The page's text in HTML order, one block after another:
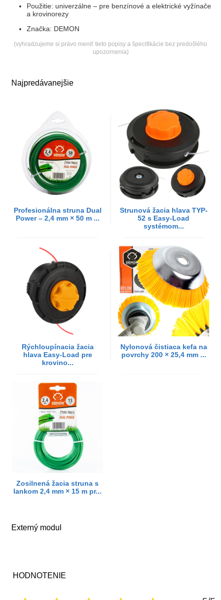
Najpredávanejšie
Profesionálna struna Dual
Power – 2,4 mm × 50 m ...
Strunová žacia hlava TYP-
52 s Easy-Load
systémom...
Rýchloupínacia žacia
hlava Easy-Load pre
krovino...
Nylonová čistiaca kefa na
povrchy 200 × 25,4 mm ...
Zosilnená žacia struna s
lankom 2,4 mm × 15 m pr...
Externý modul
HODNOTENIE
Použitie: univerzálne – pre benzínové a elektrické vyžínače
a krovinorezy
Značka: DEMON
(vyhradzujeme si právo meniť tieto popisy a špecifikácie bez predošlého
upozornenia)